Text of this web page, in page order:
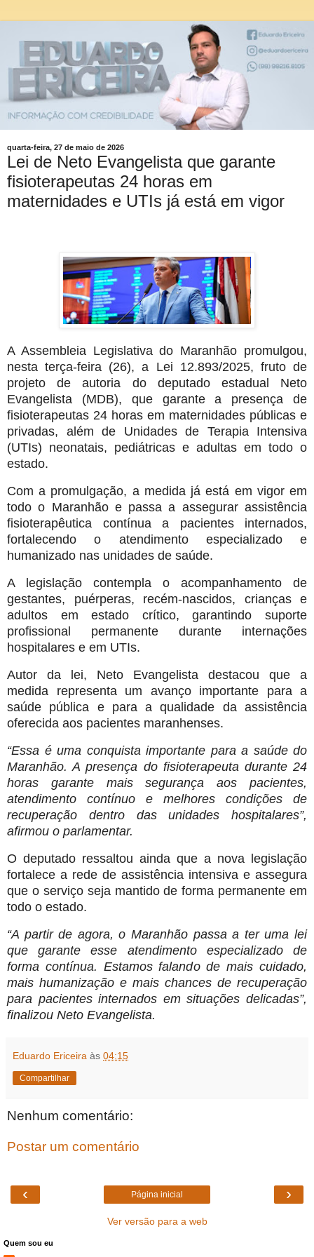
quarta-feira, 27 de maio de 2026
Lei de Neto Evangelista que garante
fisioterapeutas 24 horas em
maternidades e UTIs já está em vigor
A Assembleia Legislativa do Maranhão promulgou,
nesta terça-feira (26), a Lei 12.893/2025, fruto de
projeto de autoria do deputado estadual Neto
Evangelista (MDB), que garante a presença de
fisioterapeutas 24 horas em maternidades públicas e
privadas, além de Unidades de Terapia Intensiva
(UTIs) neonatais, pediátricas e adultas em todo o
estado.
Com a promulgação, a medida já está em vigor em
todo o Maranhão e passa a assegurar assistência
fisioterapêutica contínua a pacientes internados,
fortalecendo o atendimento especializado e
humanizado nas unidades de saúde.
A legislação contempla o acompanhamento de
gestantes, puérperas, recém-nascidos, crianças e
adultos em estado crítico, garantindo suporte
profissional permanente durante internações
hospitalares e em UTIs.
Autor da lei, Neto Evangelista destacou que a
medida representa um avanço importante para a
saúde pública e para a qualidade da assistência
oferecida aos pacientes maranhenses.
“Essa é uma conquista importante para a saúde do
Maranhão. A presença do fisioterapeuta durante 24
horas garante mais segurança aos pacientes,
atendimento contínuo e melhores condições de
recuperação dentro das unidades hospitalares”,
afirmou o parlamentar.
O deputado ressaltou ainda que a nova legislação
fortalece a rede de assistência intensiva e assegura
que o serviço seja mantido de forma permanente em
todo o estado.
“A partir de agora, o Maranhão passa a ter uma lei
que garante esse atendimento especializado de
forma contínua. Estamos falando de mais cuidado,
mais humanização e mais chances de recuperação
para pacientes internados em situações delicadas”,
finalizou Neto Evangelista.
Eduardo Ericeira às 04:15
Compartilhar
Nenhum comentário:
Postar um comentário
‹ ›
Página inicial
Ver versão para a web
Quem sou eu